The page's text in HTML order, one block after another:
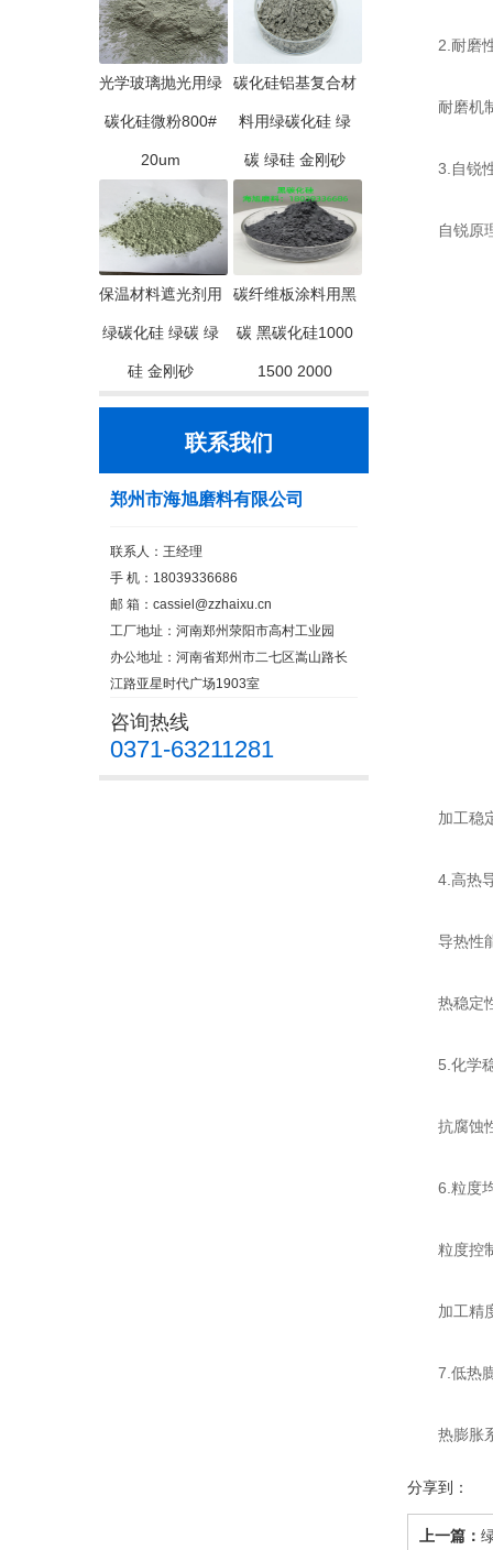
光学玻璃抛光用绿
碳化硅微粉800#
20um
碳化硅铝基复合材
料用绿碳化硅 绿
碳 绿硅 金刚砂
保温材料遮光剂用
绿碳化硅 绿碳 绿
硅 金刚砂
碳纤维板涂料用黑
碳 黑碳化硅1000
1500 2000
联系我们
郑州市海旭磨料有限公司
联系人：王经理
手 机：18039336686
邮 箱：cassiel@zzhaixu.cn
工厂地址：河南郑州荥阳市高村工业园
办公地址：河南省郑州市二七区嵩山路长
江路亚星时代广场1903室
咨询热线
0371-63211281
2.耐磨
耐磨机制
3.自锐
自锐原理
加工稳定
4.高热导
导热性能
热稳定性
5.化学稳
抗腐蚀性
6.粒度均
粒度控制
加工精度
7.低热膨
热膨胀系
分享到：
上一篇：